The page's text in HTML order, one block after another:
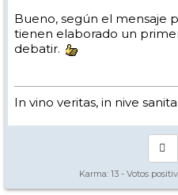
Comptant sur votre présence,
Recevez, Madame, Monsieur, mes
www.le64.fr
Conseiller départemental du
Vice-président en charge des
Délégué au plan montagne -
Bueno, según el mensaje
tienen elaborado un
debatir.
In vino veritas, in nive
Karma: 13 - Votos